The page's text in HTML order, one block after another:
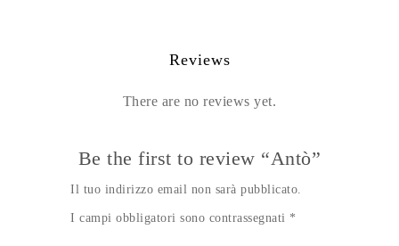
Reviews
There are no reviews yet.
Be the first to review “Antò”
Il tuo indirizzo email non sarà pubblicato.
I campi obbligatori sono contrassegnati *